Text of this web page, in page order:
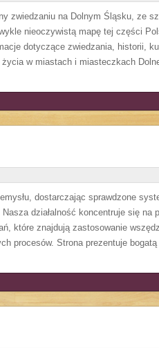
zwiedzaniu na Dolnym Śląsku, ze
nieoczywistą mapę tej części
dotyczące zwiedzania, historii,
w miastach i miasteczkach
dostarczając sprawdzone
działalność koncentruje się na
które znajdują zastosowanie
procesów. Strona prezentuje